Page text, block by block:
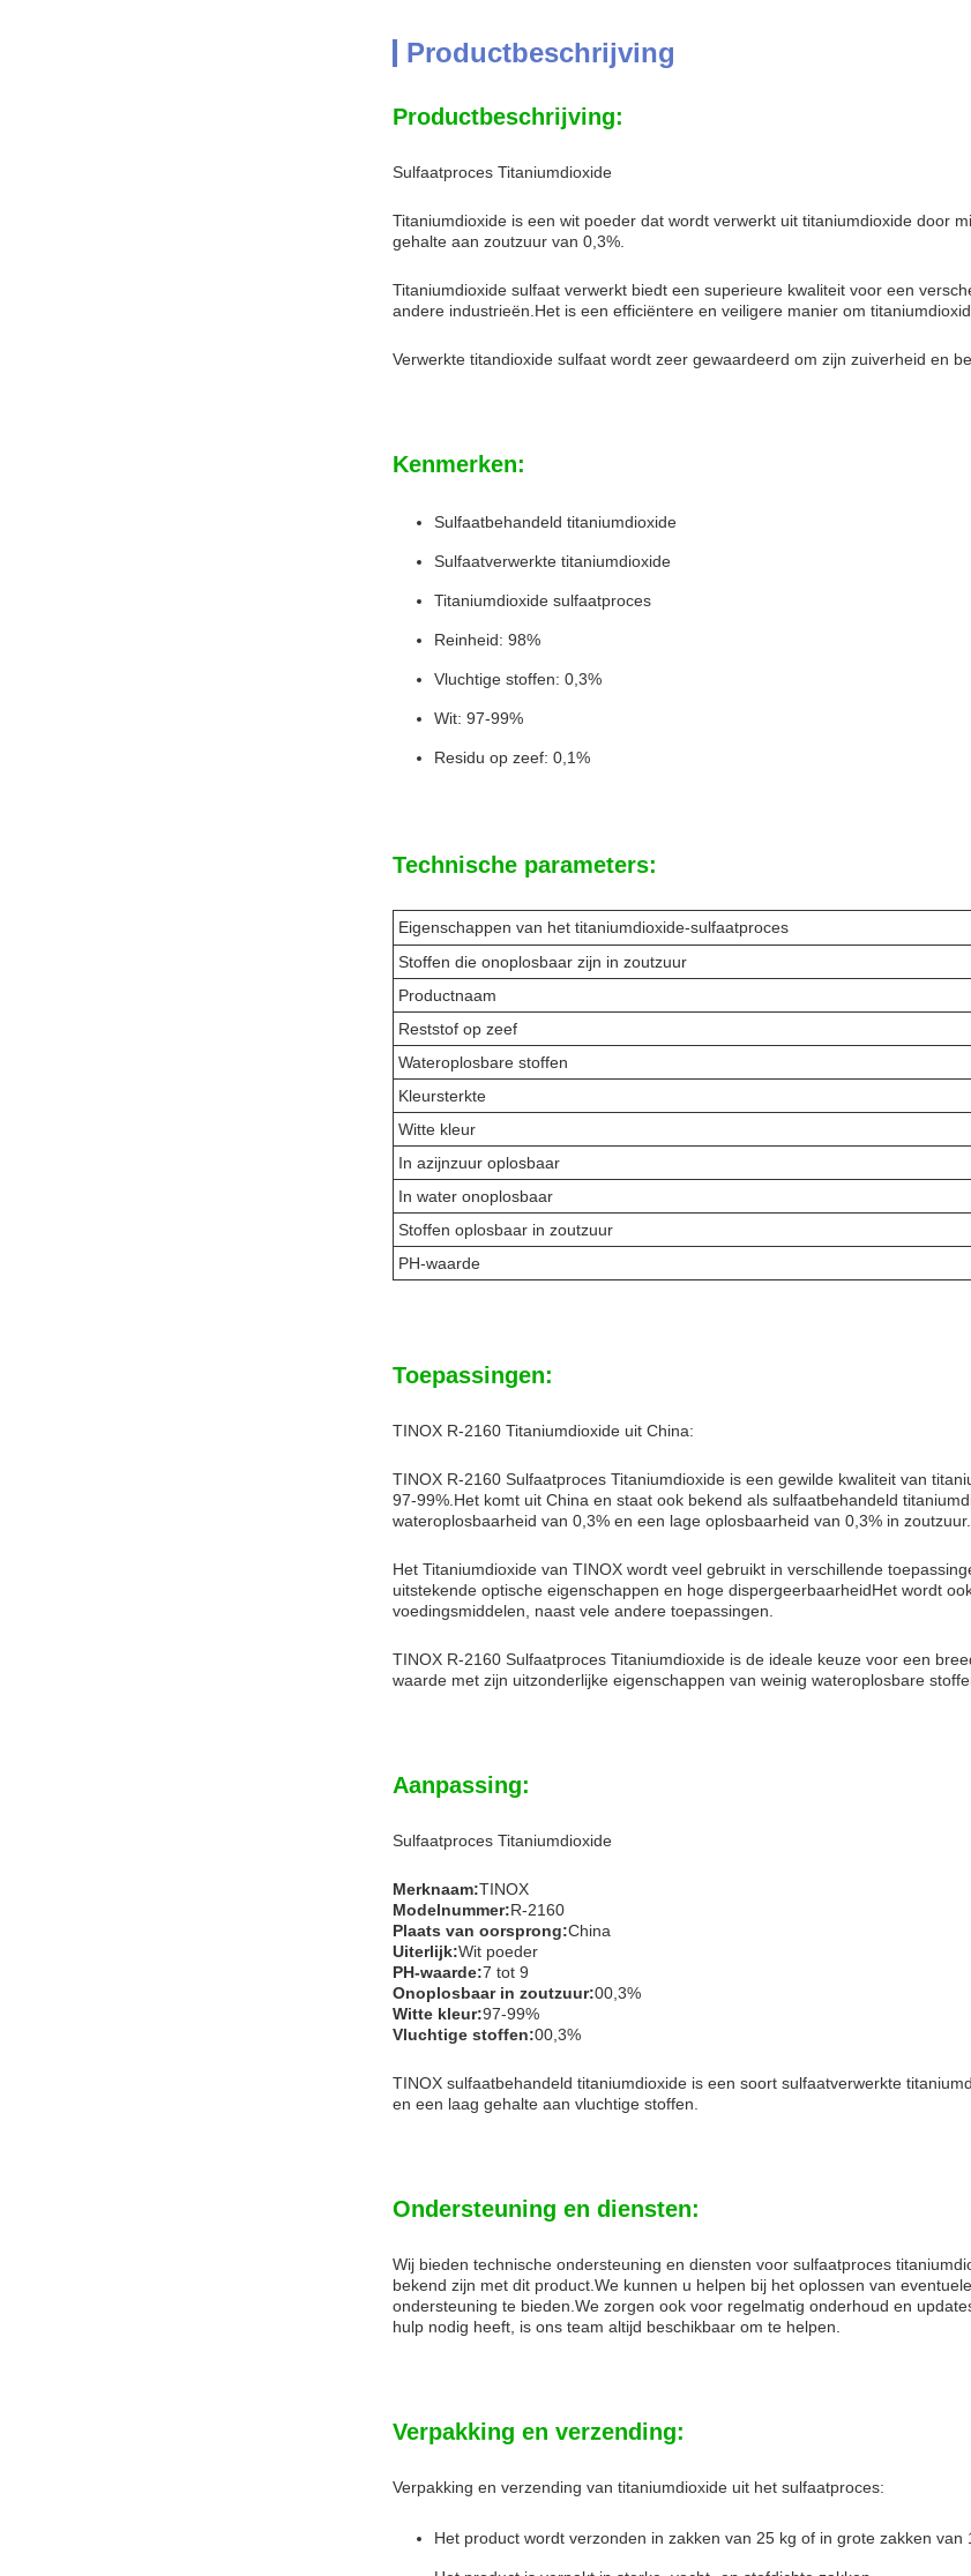
Productbeschrijving
Productbeschrijving:
Sulfaatproces Titaniumdioxide
Titaniumdioxide is een wit poeder dat wordt verwerkt uit titaniumdioxide door
gehalte aan zoutzuur van 0,3%.
Titaniumdioxide sulfaat verwerkt biedt een superieure kwaliteit voor een
andere industrieën.Het is een efficiëntere en veiligere manier om
Verwerkte titandioxide sulfaat wordt zeer gewaardeerd om zijn zuiverheid en
Kenmerken:
Sulfaatbehandeld titaniumdioxide
Sulfaatverwerkte titaniumdioxide
Titaniumdioxide sulfaatproces
Reinheid: 98%
Vluchtige stoffen: 0,3%
Wit: 97-99%
Residu op zeef: 0,1%
Technische parameters:
Eigenschappen van het titaniumdioxide-sulfaatproces
Stoffen die onoplosbaar zijn in zoutzuur
Productnaam
Reststof op zeef
Wateroplosbare stoffen
Kleursterkte
Witte kleur
In azijnzuur oplosbaar
In water onoplosbaar
Stoffen oplosbaar in zoutzuur
PH-waarde
Toepassingen:
TINOX R-2160 Titaniumdioxide uit China:
TINOX R-2160 Sulfaatproces Titaniumdioxide is een gewilde kwaliteit van
97-99%.Het komt uit China en staat ook bekend als sulfaatbehandeld
wateroplosbaarheid van 0,3% en een lage oplosbaarheid van 0,3% in zoutzuur.
Het Titaniumdioxide van TINOX wordt veel gebruikt in verschillende
uitstekende optische eigenschappen en hoge dispergeerbaarheidHet wordt
voedingsmiddelen, naast vele andere toepassingen.
TINOX R-2160 Sulfaatproces Titaniumdioxide is de ideale keuze voor een
waarde met zijn uitzonderlijke eigenschappen van weinig wateroplosbare
Aanpassing:
Sulfaatproces Titaniumdioxide
Merknaam:TINOX
Modelnummer:R-2160
Plaats van oorsprong:China
Uiterlijk:Wit poeder
PH-waarde:7 tot 9
Onoplosbaar in zoutzuur:00,3%
Witte kleur:97-99%
Vluchtige stoffen:00,3%
TINOX sulfaatbehandeld titaniumdioxide is een soort sulfaatverwerkte
en een laag gehalte aan vluchtige stoffen.
Ondersteuning en diensten:
Wij bieden technische ondersteuning en diensten voor sulfaatproces
bekend zijn met dit product.We kunnen u helpen bij het oplossen van
ondersteuning te bieden.We zorgen ook voor regelmatig onderhoud en
hulp nodig heeft, is ons team altijd beschikbaar om te helpen.
Verpakking en verzending:
Verpakking en verzending van titaniumdioxide uit het sulfaatproces:
Het product wordt verzonden in zakken van 25 kg of in grote zakken van